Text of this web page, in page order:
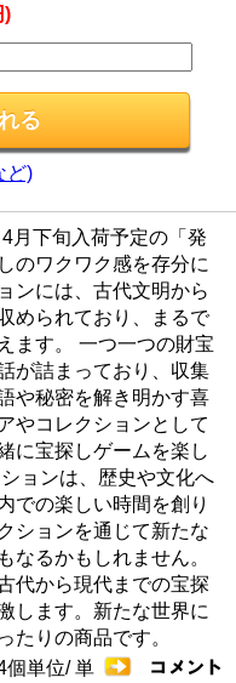
)
ど)
月下旬入荷予定の「発
のワクワク感を存分に
ンには、古代文明から
められており、まるで
ます。 一つ一つの財宝
が詰まっており、収集
や秘密を解き明かす喜
やコレクションとして
に宝探しゲームを楽し
ョンは、歴史や文化へ
での楽しい時間を創り
ションを通じて新たな
なるかもしれません。
代から現代までの宝探
します。新たな世界に
たりの商品です。
個単位/ 単